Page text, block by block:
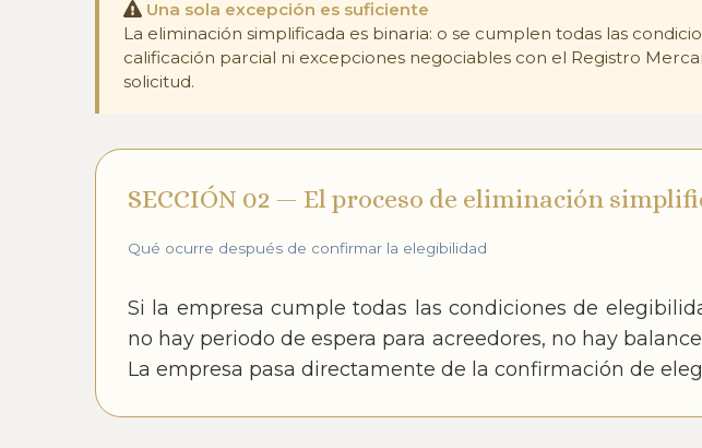
Una sola excepción es suficiente
La eliminación simplificada es binaria: o se cumplen todas las
calificación parcial ni excepciones negociables con el Registro
solicitud.
SECCIÓN 02 — El proceso de eliminación
Qué ocurre después de confirmar la elegibilidad
Si la empresa cumple todas las condiciones de
no hay periodo de espera para acreedores, no hay
La empresa pasa directamente de la confirmación de